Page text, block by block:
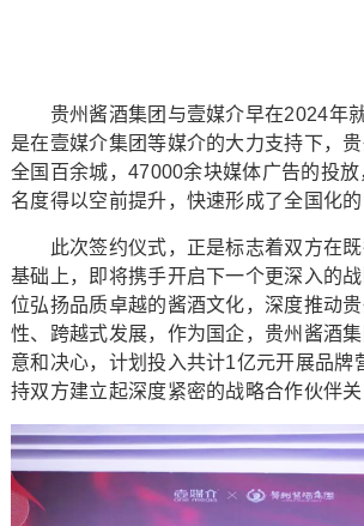
贵州酱酒集团与壹媒介早在2024年
是在壹媒介集团等媒介的大力支持下，
全国百余城，47000余块媒体广告的投
名度得以空前提升，快速形成了全国化的
此次签约仪式，正是标志着双方在既
基础上，即将携手开启下一个更深入的
位弘扬品质卓越的酱酒文化，深度推动
性、跨越式发展，作为国企，贵州酱酒
意和决心，计划投入共计1亿元开展品牌
持双方建立起深度紧密的战略合作伙伴关